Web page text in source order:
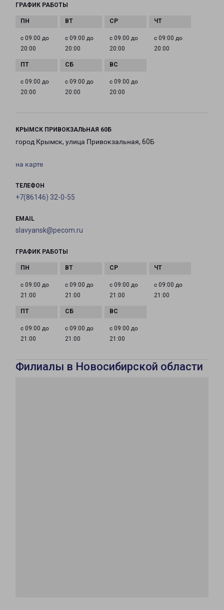
ГРАФИК РАБОТЫ
с 09:00 до
20:00
с 09:00 до
20:00
с 09:00 до
20:00
с 09:00 до
20:00
с 09:00 до
20:00
с 09:00 до
20:00
с 09:00 до
20:00
КРЫМСК ПРИВОКЗАЛЬНАЯ 60Б
город Крымск, улица Привокзальная, 60Б
на карте
ТЕЛЕФОН
+7(86146) 32-0-55
EMAIL
slavyansk@pecom.ru
ГРАФИК РАБОТЫ
с 09:00 до
21:00
с 09:00 до
21:00
с 09:00 до
21:00
с 09:00 до
21:00
с 09:00 до
21:00
с 09:00 до
21:00
с 09:00 до
21:00
Филиалы в Новосибирской области